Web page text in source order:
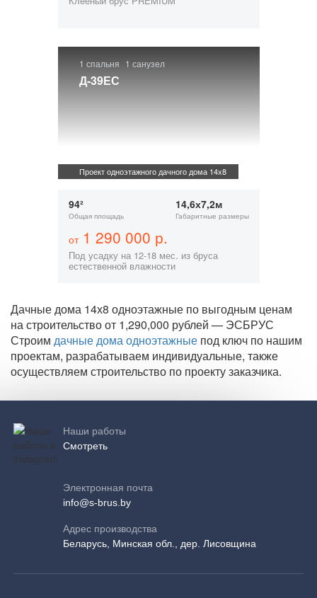
1 спальня 1 санузел
Д-39ЕС
Проект одноэтажного дачного дома 14х8
94²
Общая площадь
14,6х7,2м
Габаритные размеры
от1 290 000 р.
Под усадку на 12-18 мес. из бруса
естественной влажности
Дачные дома 14х8 одноэтажные по выгодным ценам
на строительство от 1,290,000 рублей — ЭСБРУС
Строим дачные дома одноэтажные под ключ по нашим
проектам, разрабатываем индивидуальные, также
осуществляем строительство по проекту заказчика.
Наши работы
Смотреть
Электронная почта
info@s-brus.by
Адрес производства
Беларусь, Минская обл., дер. Лисовщина